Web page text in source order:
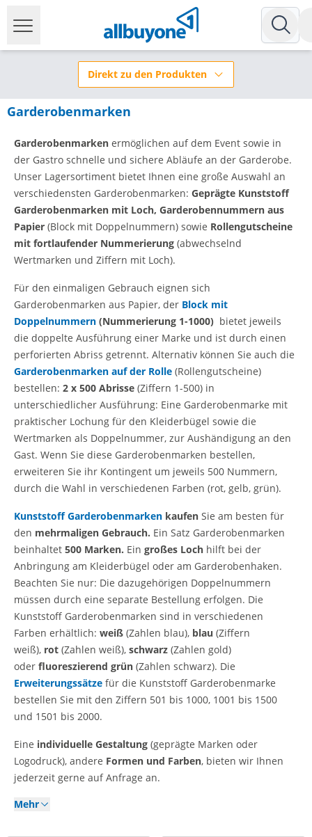
Direkt zu den Produkten
Garderobenmarken
Garderobenmarken ermöglichen auf dem Event sowie in
der Gastro schnelle und sichere Abläufe an der Garderobe.
Unser Lagersortiment bietet Ihnen eine große Auswahl an
verschiedensten Garderobenmarken: Geprägte Kunststoff
Garderobenmarken mit Loch, Garderobennummern aus
Papier (Block mit Doppelnummern) sowie Rollengutscheine
mit fortlaufender Nummerierung (abwechselnd
Wertmarken und Ziffern mit Loch).
Für den einmaligen Gebrauch eignen sich
Garderobenmarken aus Papier, der Block mit
Doppelnummern (Nummerierung 1-1000) bietet jeweils
die doppelte Ausführung einer Marke und ist durch einen
perforierten Abriss getrennt. Alternativ können Sie auch die
Garderobenmarken auf der Rolle (Rollengutscheine)
bestellen: 2 x 500 Abrisse (Ziffern 1-500) in
unterschiedlicher Ausführung: Eine Garderobenmarke mit
praktischer Lochung für den Kleiderbügel sowie die
Wertmarken als Doppelnummer, zur Aushändigung an den
Gast. Wenn Sie diese Garderobenmarken bestellen,
erweiteren Sie ihr Kontingent um jeweils 500 Nummern,
durch die Wahl in verschiedenen Farben (rot, gelb, grün).
Kunststoff Garderobenmarken kaufen Sie am besten für
den mehrmaligen Gebrauch. Ein Satz Garderobenmarken
beinhaltet 500 Marken. Ein großes Loch hilft bei der
Anbringung am Kleiderbügel oder am Garderobenhaken.
Beachten Sie nur: Die dazugehörigen Doppelnummern
müssen durch eine separate Bestellung erfolgen. Die
Kunststoff Garderobenmarken sind in verschiedenen
Farben erhältlich: weiß (Zahlen blau), blau (Ziffern
weiß), rot (Zahlen weiß), schwarz (Zahlen gold)
oder fluoreszierend grün (Zahlen schwarz). Die
Erweiterungssätze für die Kunststoff Garderobenmarke
bestellen Sie mit den Ziffern 501 bis 1000, 1001 bis 1500
und 1501 bis 2000.
Eine individuelle Gestaltung (geprägte Marken oder
Logodruck), andere Formen und Farben, bieten wir Ihnen
jederzeit gerne auf Anfrage an.
Mehr